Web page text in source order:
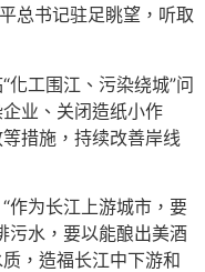
总书记驻足眺望，听取
化工围江、污染绕城”问
业、关闭造纸小作
措施，持续改善岸线
作为长江上游城市，要
污水，要以能酿出美酒
，造福长江中下游和